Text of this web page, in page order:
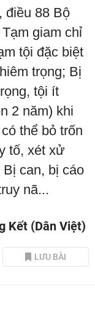
điều 88 Bộ
giam chỉ
tội đặc biệt
trọng; Bị
tội ít
2 năm) khi
thể bỏ trốn
tố, xét xử
Bị can, bị cáo
nã...
Kết (Dân Việt)
LƯU BÀI